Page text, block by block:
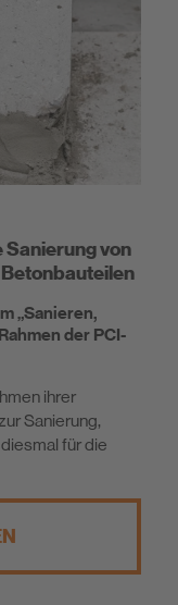
von
„Sanieren,
der PCI-
ihrer
Sanierung,
für die